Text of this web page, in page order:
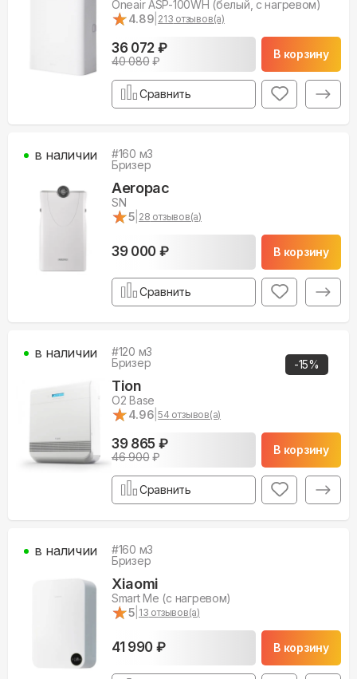
Oneair ASP-100WH (белый, с нагревом)
★
★4.89 213 отзывов(а)
36 072 ₽
40 080₽
В корзину
Сравнить
#160 м3
Бризер
Aeropac
SN
★
★5 28 отзывов(а)
39 000 ₽ В корзину
в наличии
Сравнить
-15%
#120 м3
Бризер
Tion
O2 Base
★
★4.96 |54 отзывов(а)
39 865 ₽
46 900₽
В корзину
в наличии
Сравнить
#160 м3
Бризер
Xiaomi
Smart Me (с нагревом)
★
★5 13 отзывов(а)
41 990 ₽ В корзину
в наличии